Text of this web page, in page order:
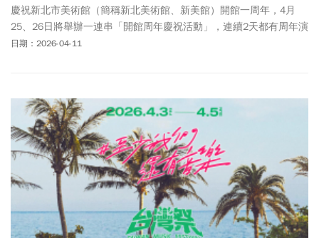
慶祝新北市美術館（簡稱新北美術館、新美館）開館一周年，4月
25、26日將舉辦一連串「開館周年慶祝活動」，連續2天都有周年演
火與無人機演出、演唱會免費欣賞，還有文創市集、DJ演出。本文
邊景點、交通全掌握。
日期：2026-04-11